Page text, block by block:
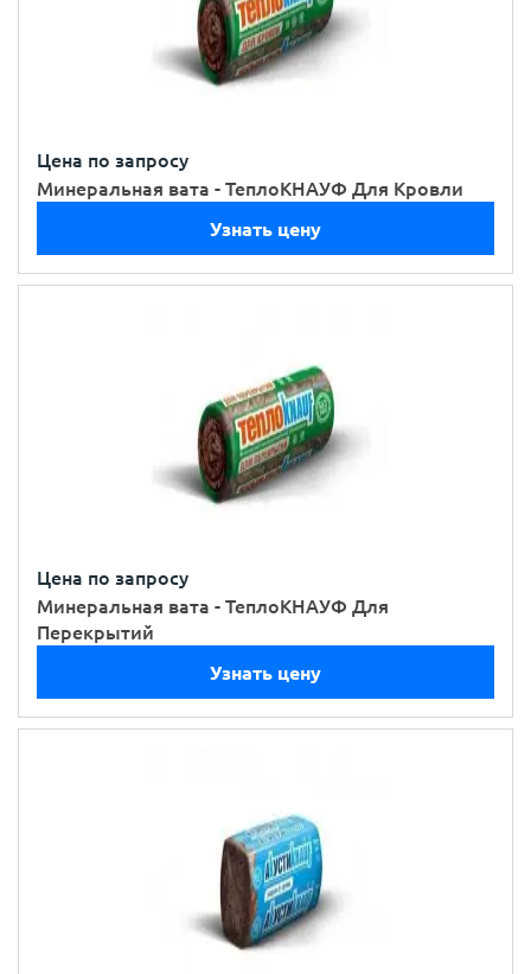
Цена по запросу
Минеральная вата - ТеплоКНАУФ Для Кровли
Узнать цену
Цена по запросу
Минеральная вата - ТеплоКНАУФ Для
Перекрытий
Узнать цену